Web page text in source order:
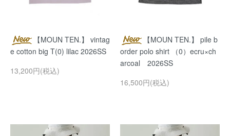
【MOUN TEN.】 vintag
e cotton big T(0) lilac 2026SS
13,200円(税込)
【MOUN TEN.】 pile b
order polo shirt （0）ecru×ch
arcoal 2026SS
16,500円(税込)